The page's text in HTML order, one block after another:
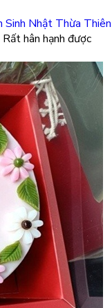
Sinh Nhật Thừa Thiên
hân hạnh được